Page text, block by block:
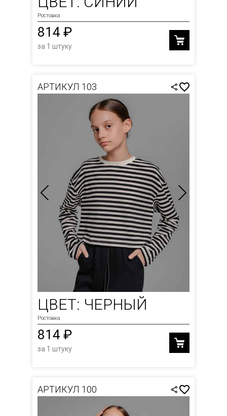
Ростовка
814 ₽
за 1 штуку
АРТИКУЛ 103
ЦВЕТ: ЧЕРНЫЙ
Ростовка
814 ₽
за 1 штуку
АРТИКУЛ 100